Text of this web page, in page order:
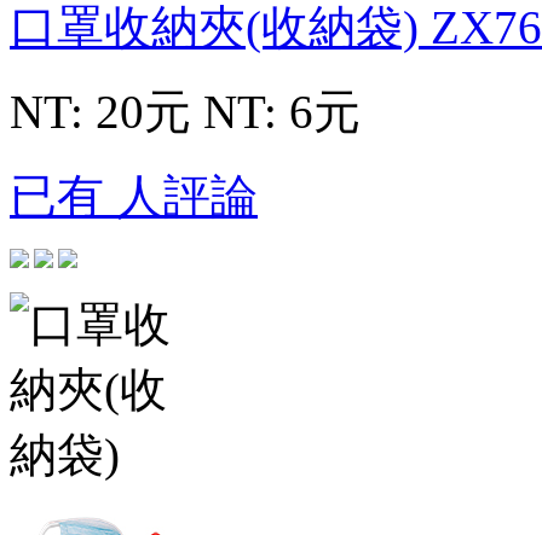
口罩收納夾(收納袋)
NT: 20元 NT: 6元
已有 人評論